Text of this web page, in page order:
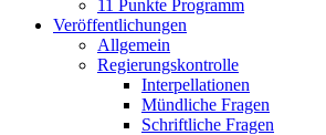
11 Punkte Programm
Veröffentlichungen
Allgemein
Regierungskontrolle
Interpellationen
Mündliche Fragen
Schriftliche Fragen